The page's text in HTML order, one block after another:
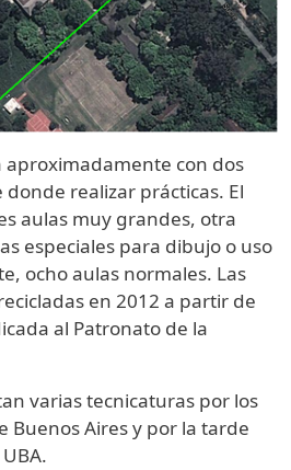
aproximadamente con dos
realizar prácticas. El
aulas muy grandes, otra
especiales para dibujo o uso
ocho aulas normales. Las
en 2012 a partir de
al Patronato de la
varias tecnicaturas por los
Buenos Aires y por la tarde